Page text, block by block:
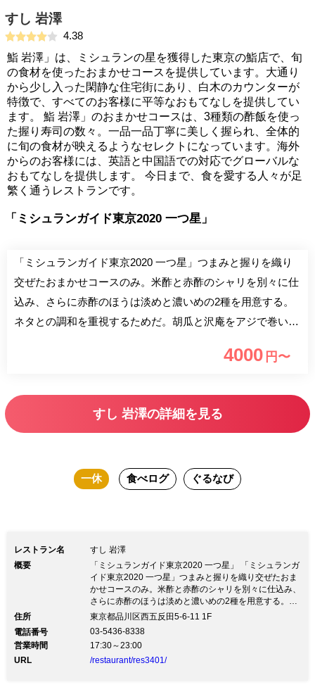
すし 岩澤
4.38
鮨 岩澤」は、ミシュランの星を獲得した東京の鮨店で、旬
の食材を使ったおまかせコースを提供しています。大通り
から少し入った閑静な住宅街にあり、白木のカウンターが
特徴で、すべてのお客様に平等なおもてなしを提供してい
ます。 鮨 岩澤」のおまかせコースは、3種類の酢飯を使っ
た握り寿司の数々。一品一品丁寧に美しく握られ、全体的
に旬の食材が映えるようなセレクトになっています。海外
からのお客様には、英語と中国語での対応でグローバルな
おもてなしを提供します。 今日まで、食を愛する人々が足
繁く通うレストランです。
「ミシュランガイド東京2020 一つ星」
「ミシュランガイド東京2020 一つ星」つまみと握りを織り
交ぜたおまかせコースのみ。米酢と赤酢のシャリを別々に仕
込み、さらに赤酢のほうは淡めと濃いめの2種を用意する。
ネタとの調和を重視するためだ。胡瓜と沢庵をアジで巻いた
容と気さくなもてなしで楽しませてくれる。4000 円〜
すし 岩澤の詳細を見る
一休 食べログ ぐるなび
レストラン名
すし 岩澤
概要
「ミシュランガイド東京2020 一つ星」 「ミシュランガ
イド東京2020 一つ星」つまみと握りを織り交ぜたおま
かせコースのみ。米酢と赤酢のシャリを別々に仕込み、
さらに赤酢のほうは淡めと濃いめの2種を用意する。ネ
タとの調和を重視するためだ。胡瓜と沢庵をアジで巻い
彩な内容と気さくなもてなしで楽しませてくれる。
住所
東京都品川区西五反田5-6-11 1F
電話番号
03-5436-8338
営業時間
17:30～23:00
URL
/restaurant/res3401/